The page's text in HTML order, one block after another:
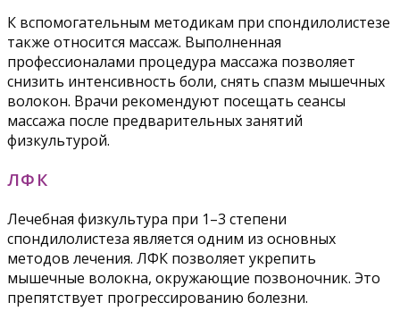
К вспомогательным методикам при спондилолистезе
также относится массаж. Выполненная
профессионалами процедура массажа позволяет
снизить интенсивность боли, снять спазм мышечных
волокон. Врачи рекомендуют посещать сеансы
массажа после предварительных занятий
физкультурой.
ЛФК
Лечебная физкультура при 1–3 степени
спондилолистеза является одним из основных
методов лечения. ЛФК позволяет укрепить
мышечные волокна, окружающие позвоночник. Это
препятствует прогрессированию болезни.